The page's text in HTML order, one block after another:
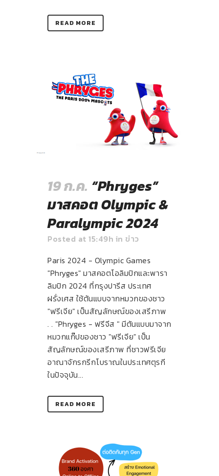
READ MORE
19 ก.ค. “Phryges”
มาสคอต Olympic &
Paralympic 2024
Posted at 15:49h in ข่าว
Paris 2024 - Olympic Games
"Phryges" มาสคอตโอลิมปิกและพารา
ลิมปิก 2024 ที่กรุงปารีส ประเทศ
ฝรั่งเศส ใช้ต้นแบบจากหมวกของชาว
"ฟรีเจีย" เป็นสัญลักษณ์ของเสรีภาพ
. . "Phryges - ฟรีจีส " มีต้นแบบมาจาก
หมวกแก๊ปของชาว "ฟรีเจีย" เป็น
สัญลักษณ์ของเสรีภาพ ที่ชาวฟรีเจีย
อาณาจักรกรีกโบราณในประเทศตุรกี
ในปัจจุบัน...
READ MORE